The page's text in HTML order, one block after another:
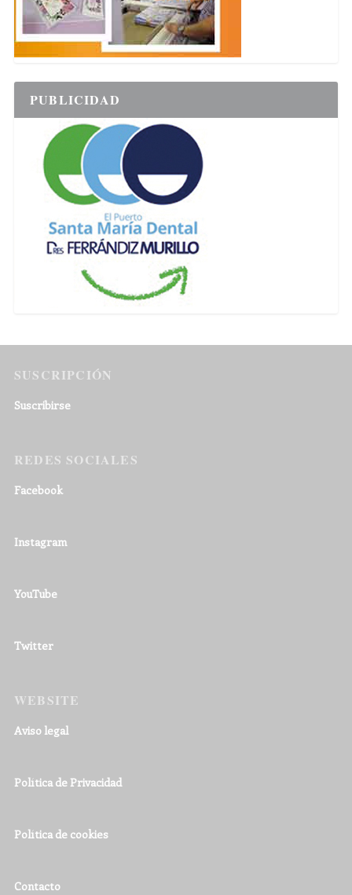
PUBLICIDAD
SUSCRIPCIÓN
Suscribirse
REDES SOCIALES
Facebook
Instagram
YouTube
Twitter
WEBSITE
Aviso legal
Política de Privacidad
Política de cookies
Contacto